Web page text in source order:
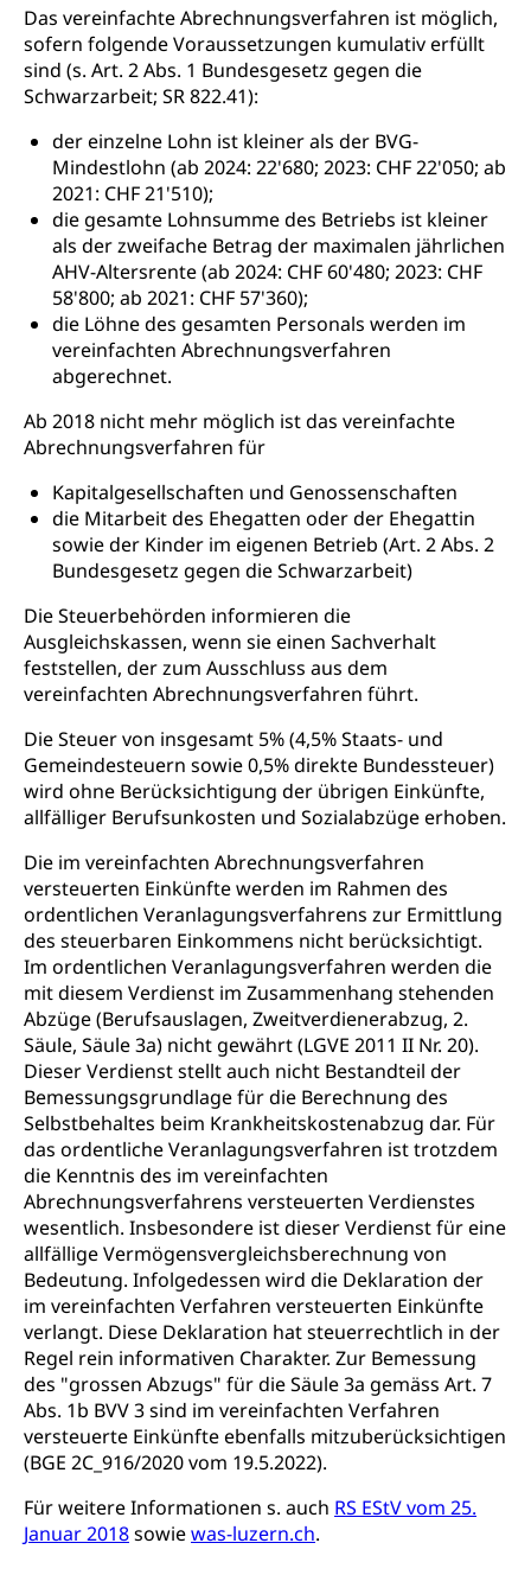
Das vereinfachte Abrechnungsverfahren ist möglich,
sofern folgende Voraussetzungen kumulativ erfüllt
sind (s. Art. 2 Abs. 1 Bundesgesetz gegen die
Schwarzarbeit; SR 822.41):
der einzelne Lohn ist kleiner als der BVG-
Mindestlohn (ab 2024: 22'680; 2023: CHF 22'050; ab
2021: CHF 21'510);
die gesamte Lohnsumme des Betriebs ist kleiner
als der zweifache Betrag der maximalen jährlichen
AHV-Altersrente (ab 2024: CHF 60'480; 2023: CHF
58'800; ab 2021: CHF 57'360);
die Löhne des gesamten Personals werden im
vereinfachten Abrechnungsverfahren
abgerechnet.
Ab 2018 nicht mehr möglich ist das vereinfachte
Abrechnungsverfahren für
Kapitalgesellschaften und Genossenschaften
die Mitarbeit des Ehegatten oder der Ehegattin
sowie der Kinder im eigenen Betrieb (Art. 2 Abs. 2
Bundesgesetz gegen die Schwarzarbeit)
Die Steuerbehörden informieren die
Ausgleichskassen, wenn sie einen Sachverhalt
feststellen, der zum Ausschluss aus dem
vereinfachten Abrechnungsverfahren führt.
Die Steuer von insgesamt 5% (4,5% Staats- und
Gemeindesteuern sowie 0,5% direkte Bundessteuer)
wird ohne Berücksichtigung der übrigen Einkünfte,
allfälliger Berufsunkosten und Sozialabzüge erhoben.
Die im vereinfachten Abrechnungsverfahren
versteuerten Einkünfte werden im Rahmen des
ordentlichen Veranlagungsverfahrens zur Ermittlung
des steuerbaren Einkommens nicht berücksichtigt.
Im ordentlichen Veranlagungsverfahren werden die
mit diesem Verdienst im Zusammenhang stehenden
Abzüge (Berufsauslagen, Zweitverdienerabzug, 2.
Säule, Säule 3a) nicht gewährt (LGVE 2011 II Nr. 20).
Dieser Verdienst stellt auch nicht Bestandteil der
Bemessungsgrundlage für die Berechnung des
Selbstbehaltes beim Krankheitskostenabzug dar. Für
das ordentliche Veranlagungsverfahren ist trotzdem
die Kenntnis des im vereinfachten
Abrechnungsverfahrens versteuerten Verdienstes
wesentlich. Insbesondere ist dieser Verdienst für eine
allfällige Vermögensvergleichsberechnung von
Bedeutung. Infolgedessen wird die Deklaration der
im vereinfachten Verfahren versteuerten Einkünfte
verlangt. Diese Deklaration hat steuerrechtlich in der
Regel rein informativen Charakter. Zur Bemessung
des "grossen Abzugs" für die Säule 3a gemäss Art. 7
Abs. 1b BVV 3 sind im vereinfachten Verfahren
versteuerte Einkünfte ebenfalls mitzuberücksichtigen
(BGE 2C_916/2020 vom 19.5.2022).
Für weitere Informationen s. auch RS EStV vom 25.
Januar 2018sowiewas-luzern.ch.
Früherziehung
Schuldienste
Betreuungsangebote
Schulliste
Heilpädagogische Schulen
Freiwilliger Schulsport
Hochschulen)
swissuniversities
Universität Luzern
Fachstelle Hochschulbildung
Vorschule
Kindergarten, Kinderkrippe, Krippe, Kinderhort,
Freiwilliges Kindergarten Jahr
Kinderbetreuung
Freiwilliges Kindergarten Jahr
Frühe Sprachförderung
Kindergarten & Basisstufe
Frühe Förderung
Gesundheit und Soziales
Konsumentenschutz
Konsumentenrechte, Produktsicherheit,
Preisüberwachung, Preisüberwacher,
Konsumentenorganisation, parallele Einfuhr,
regionale Erschöpfung, nationale Erschöpfung,
internationale Erschöpfung, Preisabsprache, Kartell,
Cassis-deDijon-Prinzip
Lebensmittelkontrolle und
Verbraucherschutz
Krankenversicherung
Unfallversicherung, Berufsunfallversicherung,
Krankheit, Unfall, Prämienverbilligung,
Krankenversicherung (WAS Luzern)
Prämienverbilligung (WAS Luzern)
Obligatorische Krankenversicherung (WAS
Luzern)
Kranken- und Unfallversicherung
Lebensmittelsicherheit
sichere Lebensmittel, Lebensmittelkontrolle,
Lebensmittelhygiene, Produktesicherheit
Trinkwasser
Lebensmittel
Prävention
Gesundheitsvorsorge, Wellness, Unfallverhütung,
Suchtprävention, Alkoholprävention,
Sekundärprävention, Tertiärprävention
Darmkrebsvorsorge
Kantonales Tabakpräventionsprogramm
Gesundheitsförderung
Prävention (Polizei)
Suchtprävention
Gesundheitsversorgung
Soziale Sicherheit
Sozialversicherungen, Sozialpolitik,
Arbeitslosenversicherung,
Mutterschaftsversicherung, Krankenversicherung,
Unfallversicherung, Invalidenversicherung,
Sozialhilfe
Kranken- und Unfallversicherung
(gruezi.lu.ch)
Krankenversicherung (WAS Luzern)
Existenzsicherung - Sozialhilfe
Soziales und Gesellschaft (Dienststelle)
Opferhilfe
Arbeitslosenversicherung (WAS Luzern)
Invalidenversicherung (WAS Luzern)
Soziale Sicherheit
Sucht und Drogen
Drogenabhängigkeit, Drogensucht,
Medikamentenabhängigkeit,
Arzneimittelabhängigkeit, Suchtkrankheit,
Drogenabhängige, Drogensüchtige,
Betäubungsmittel, Suchtmittel, Psychopharmaka
Fachstelle Sucht Region Luzern
Drogen (Polizei)
Sucht
Gesundheitsversorgung
Gesundheitsversorgung, Spital, Pflegeinitiative,
Ambulant vor stationär, AVOS, Patientendossier
Gesundheitsversorgung
AHV / IV
Altersrente, Invalidenrente, Witwenrente,
Sozialversicherung, Vorsorgeeinrichtung,
Pensionskasse, erste Säule, zweite Säule, dritte
Säule, Hilflosenentschädigung,
Ergänzungsleistungen, Altersvorsorge,
Todesfallversicherung